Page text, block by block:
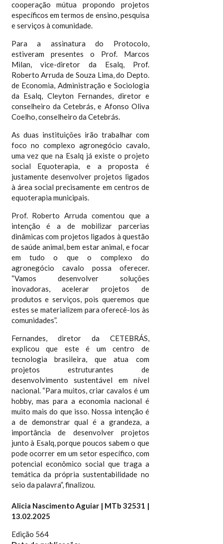
cooperação mútua propondo projetos
específicos em termos de ensino, pesquisa
e serviços à comunidade.
Para a assinatura do Protocolo,
estiveram presentes o Prof. Marcos
Milan, vice-diretor da Esalq, Prof.
Roberto Arruda de Souza Lima, do Depto.
de Economia, Administração e Sociologia
da Esalq, Cleyton Fernandes, diretor e
conselheiro da Cetebrás, e Afonso Oliva
Coelho, conselheiro da Cetebrás.
As duas instituições irão trabalhar com
foco no complexo agronegócio cavalo,
uma vez que na Esalq já existe o projeto
social Equoterapia, e a proposta é
justamente desenvolver projetos ligados
à área social precisamente em centros de
equoterapia municipais.
Prof. Roberto Arruda comentou que a
intenção é a de mobilizar parcerias
dinâmicas com projetos ligados à questão
de saúde animal, bem estar animal, e focar
em tudo o que o complexo do
agronegócio cavalo possa oferecer.
“Vamos desenvolver soluções
inovadoras, acelerar projetos de
produtos e serviços, pois queremos que
estes se materializem para oferecê-los às
comunidades”.
Fernandes, diretor da CETEBRÁS,
explicou que este é um centro de
tecnologia brasileira, que atua com
projetos estruturantes de
desenvolvimento sustentável em nível
nacional. “Para muitos, criar cavalos é um
hobby, mas para a economia nacional é
muito mais do que isso. Nossa intenção é
a de demonstrar qual é a grandeza, a
importância de desenvolver projetos
junto à Esalq, porque poucos sabem o que
pode ocorrer em um setor específico, com
potencial econômico social que traga a
temática da própria sustentabilidade no
seio da palavra”, finalizou.
Alicia Nascimento Aguiar | MTb 32531 |
13.02.2025
Edição 564